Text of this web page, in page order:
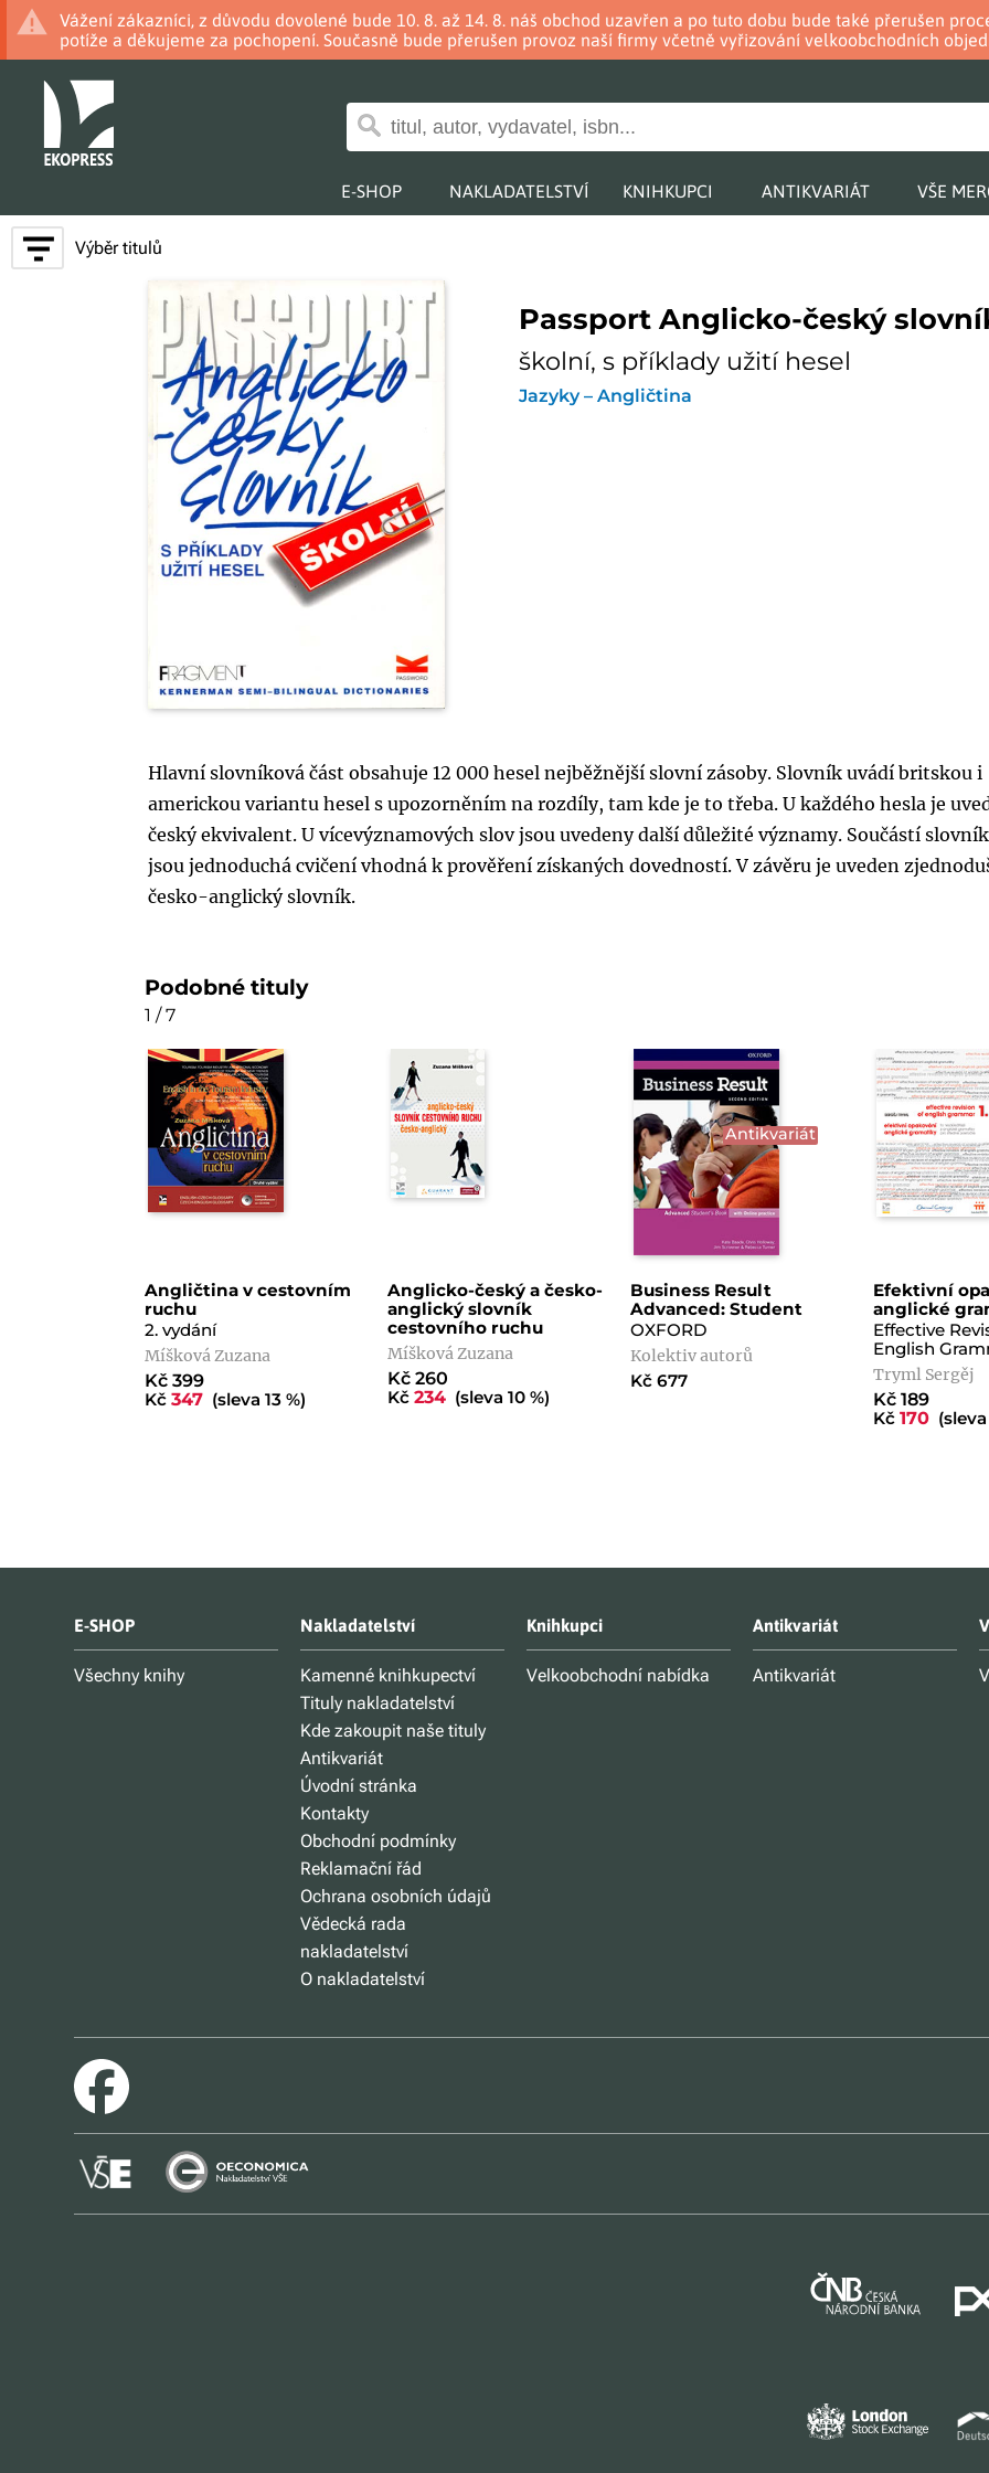
Vážení zákazníci, z důvodu dovolené bude 10. 8. až 14. 8. náš obchod uzavřen a po tuto dobu bude také přerušen
potíže a děkujeme za pochopení. Současně bude přerušen provoz naší firmy včetně vyřizování velkoobchodních
E-SHOP NAKLADATELSTVÍ KNIHKUPCI ANTIKVARIÁT VŠE
Výběr titulů
Passport Anglicko-český
školní, s příklady užití hesel
Jazyky – Angličtina
Hlavní slovníková část obsahuje 12 000 hesel nejběžnější slovní zásoby. Slovník uvádí britskou i
americkou variantu hesel s upozorněním na rozdíly, tam kde je to třeba. U každého hesla je
český ekvivalent. U vícevýznamových slov jsou uvedeny další důležité významy. Součástí
jsou jednoduchá cvičení vhodná k prověření získaných dovedností. V závěru je uveden
česko-anglický slovník.
Podobné tituly
1 / 7
Angličtina v cestovním
ruchu
2. vydání
Míšková Zuzana
Kč 399
Kč347 (sleva 13 %)
Anglicko-český a česko-
anglický slovník
cestovního ruchu
Míšková Zuzana
Kč 260
Kč234 (sleva 10 %)
Antikvariát
Business Result
Advanced: Student
OXFORD
Kolektiv autorů
Kč 677
Efektivní
anglické
Effective
English
Tryml Sergěj
Kč 189
Kč170 (sleva
E-SHOP
Všechny knihy
Nakladatelství
Kamenné knihkupectví
Tituly nakladatelství
Kde zakoupit naše tituly
Antikvariát
Úvodní stránka
Kontakty
Obchodní podmínky
Reklamační řád
Ochrana osobních údajů
Vědecká rada
nakladatelství
O nakladatelství
Knihkupci
Velkoobchodní nabídka
Antikvariát
Antikvariát